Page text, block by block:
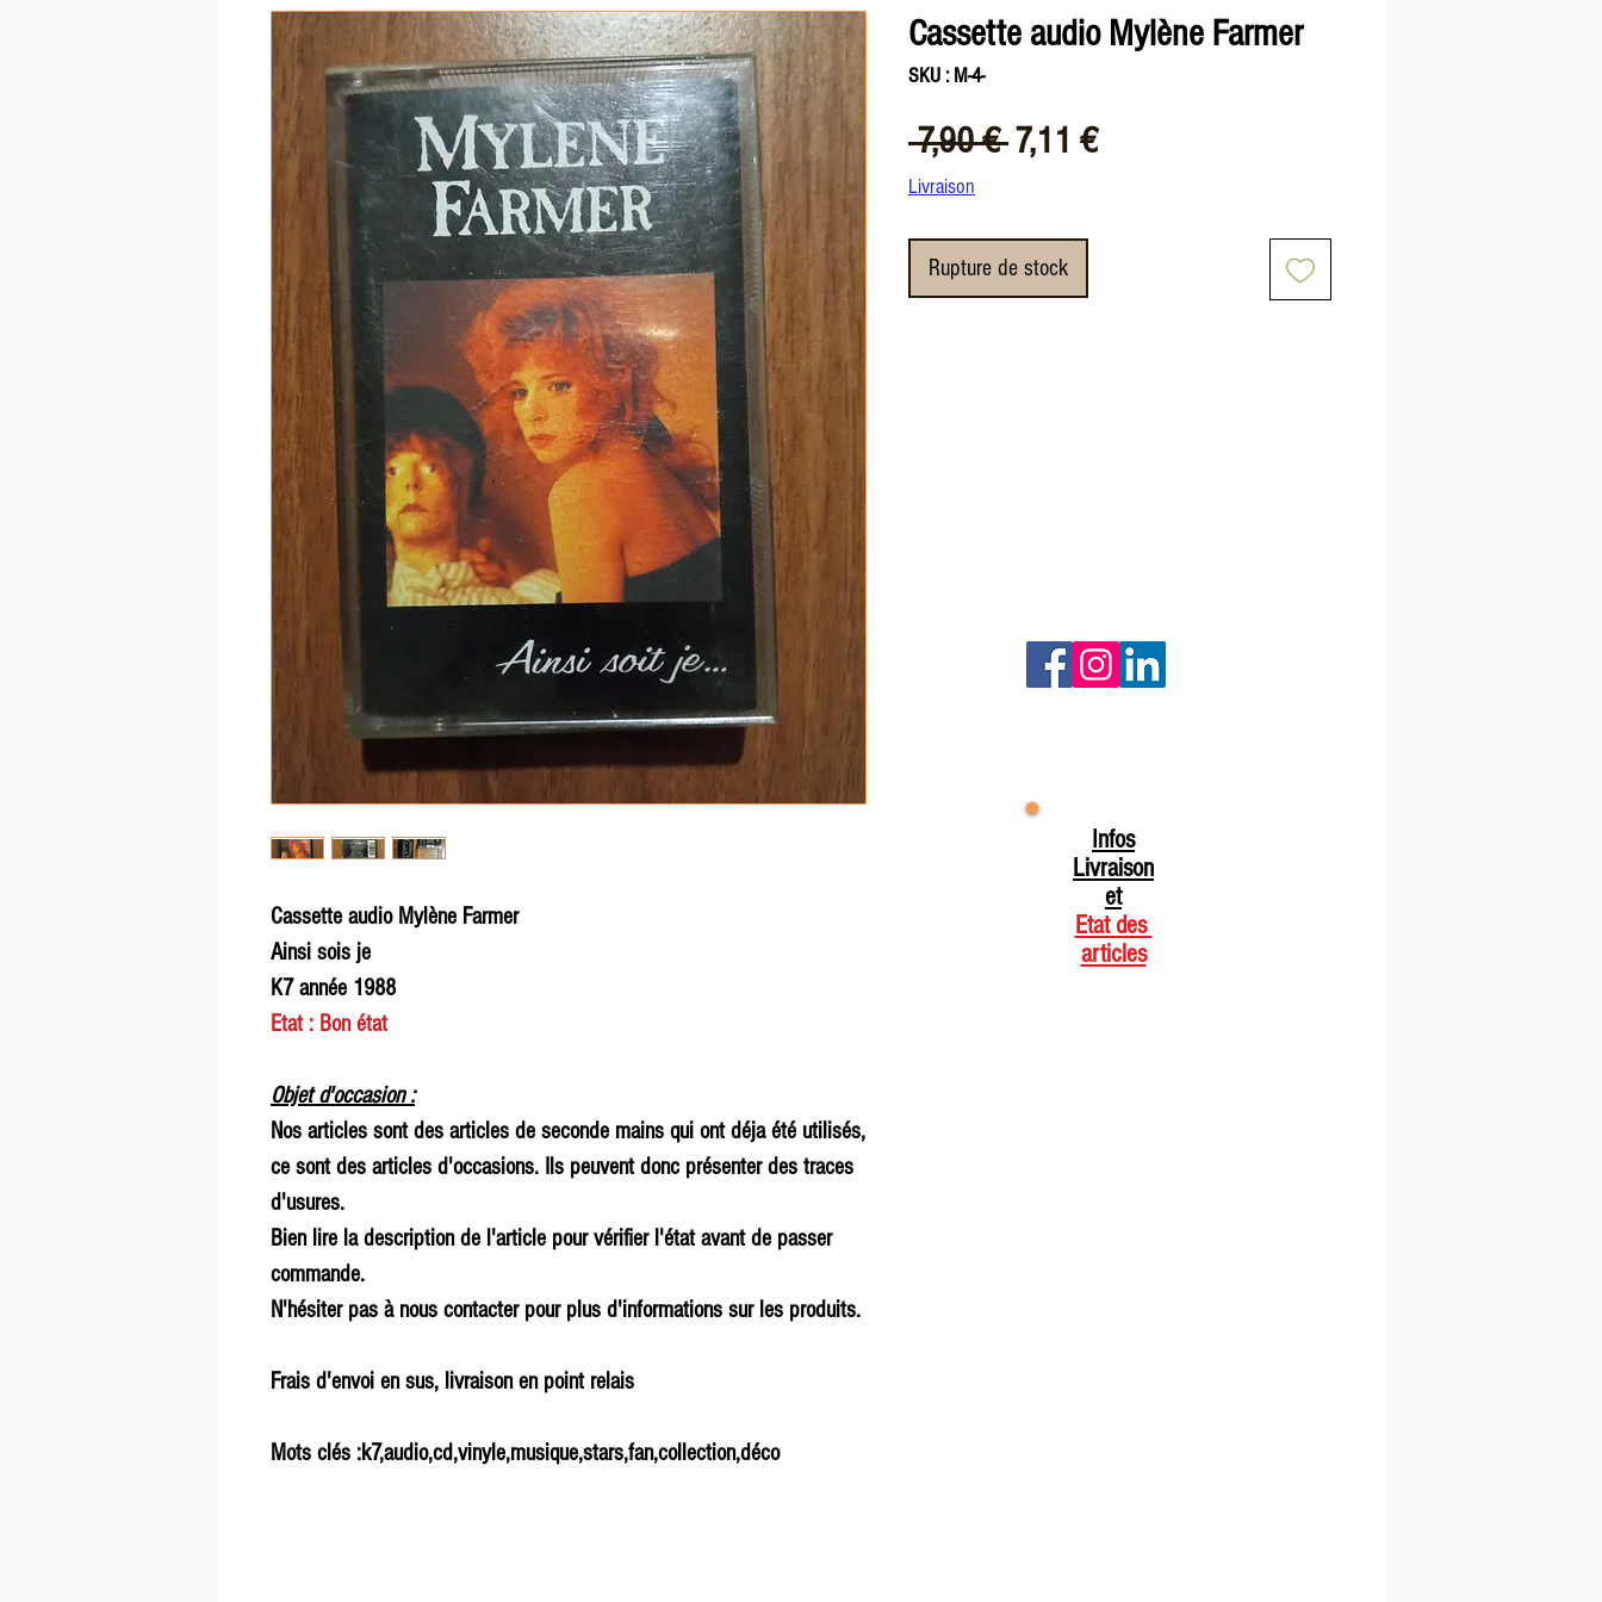
Cassette audio Mylène Farmer
Ainsi sois je
K7 année 1988
Etat : Bon état
Objet d'occasion :
Nos articles sont des articles de seconde mains qui ont déja été utilisés,
ce sont des articles d'occasions. Ils peuvent donc présenter des traces
d'usures.
Bien lire la description de l'article pour vérifier l'état avant de passer
commande.
N'hésiter pas à nous contacter pour plus d'informations sur les produits.
Frais d'envoi en sus, livraison en point relais
Mots clés :k7,audio,cd,vinyle,musique,stars,fan,collection,déco
Cassette audio Mylène Farmer
SKU : M-4-
7,90 € Prix
7,11 €Prix
Livraison
Rupture de stock
Infos
Livraison
et
Etat des
articles